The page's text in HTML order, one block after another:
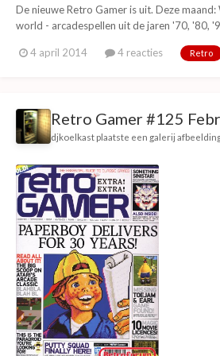
De nieuwe Retro Gamer is uit. Deze
world - arcadespellen uit de jaren '70, '80,
Top 25 playstation (PSX) games Ultimate
4 april 2014 4 reacties Retro
Retro Gamer #125
djkoelkast plaatste een galerij